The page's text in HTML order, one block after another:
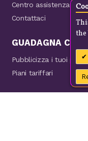
the
Centro assistenza
Contattaci
GUADAGNA CON
Pubblicizza i tuoi
Piani tariffari